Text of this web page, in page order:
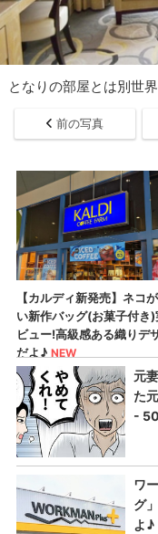
となりの部屋とは別世界
前の写真